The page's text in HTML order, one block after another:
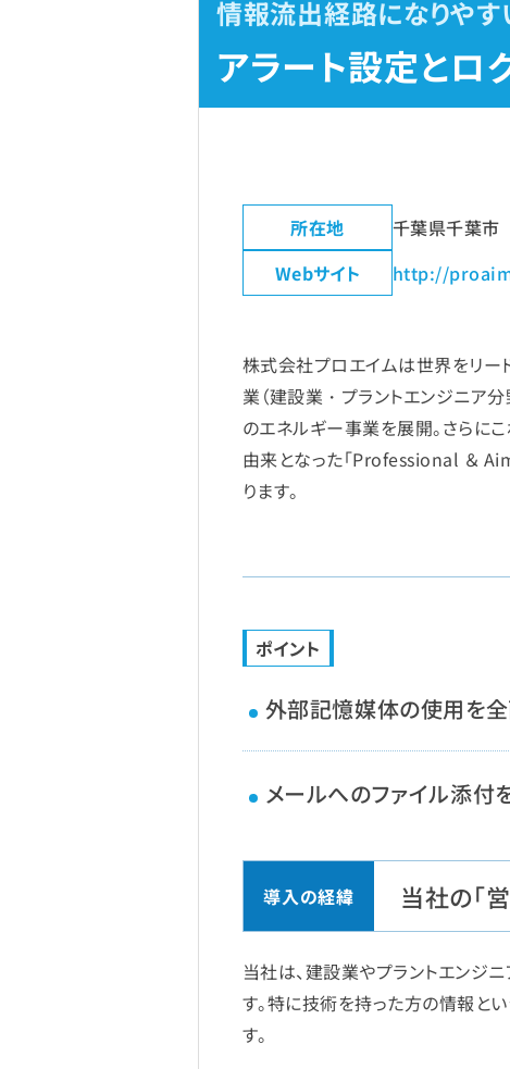
情報流出経路になりや
アラート設定とロ
所在地
千葉県千葉市
Webサイト
http://
株式会社プロエイムは世界をリー
業（建設業・プラントエンジニア
のエネルギー事業を展開。さらに
由来となった「Professional ＆ Aim
ります。
ポイント
外部記憶媒体の使用を
メールへのファイル添付
当社の「
当社は、建設業やプラントエンジ
す。特に技術を持った方の情報と
す。